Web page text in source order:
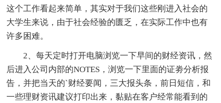
这个工作看起来简单，其实对于我们这些刚进入社会的
大学生来说，由于社会经验的匮乏，在实际工作中也有
许多困难。
2、每天定时打开电脑浏览一下早间的财经资讯，然
后进入公司内部的NOTES，浏览一下里面的证劵分析报
告，并把当天的`财经要闻，三大报头条，前日短信，和
一些理财资讯建议打印出来，黏贴在客户经常能看到的